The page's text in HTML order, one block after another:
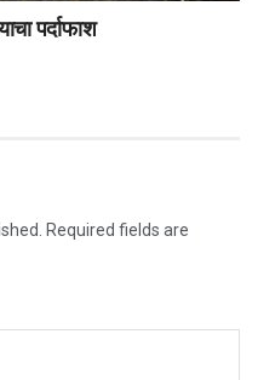
पर्दाफाश
Required fields are